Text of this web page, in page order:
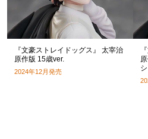
『文豪ストレイドッグス』 太宰治
原作版 15歳ver.
2024年12月発売